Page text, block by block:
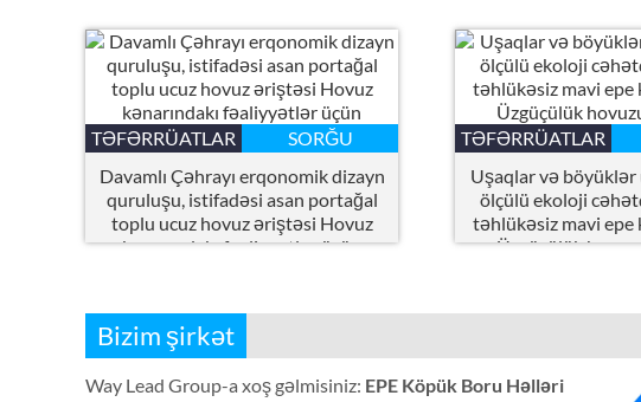
TƏFƏRRÜATLAR
SORĞU
Davamlı Çəhrayı erqonomik dizayn
quruluşu, istifadəsi asan portağal
toplu ucuz hovuz əriştəsi Hovuz
kənarındakı fəaliyyətlər üçün
TƏFƏRRÜATLAR
Uşaqlar və
ölçülü ekoloji
təhlükəsiz mavi epe
Üzgüçülük
Bizim şirkət
Way Lead Group-a xoş gəlmisiniz: EPE Köpük Boru Həlləri